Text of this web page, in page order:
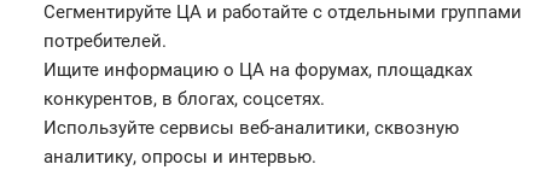
Сегментируйте ЦА и работайте с отдельными группами
потребителей.
Ищите информацию о ЦА на форумах, площадках
конкурентов, в блогах, соцсетях.
Используйте сервисы веб-аналитики, сквозную
аналитику, опросы и интервью.